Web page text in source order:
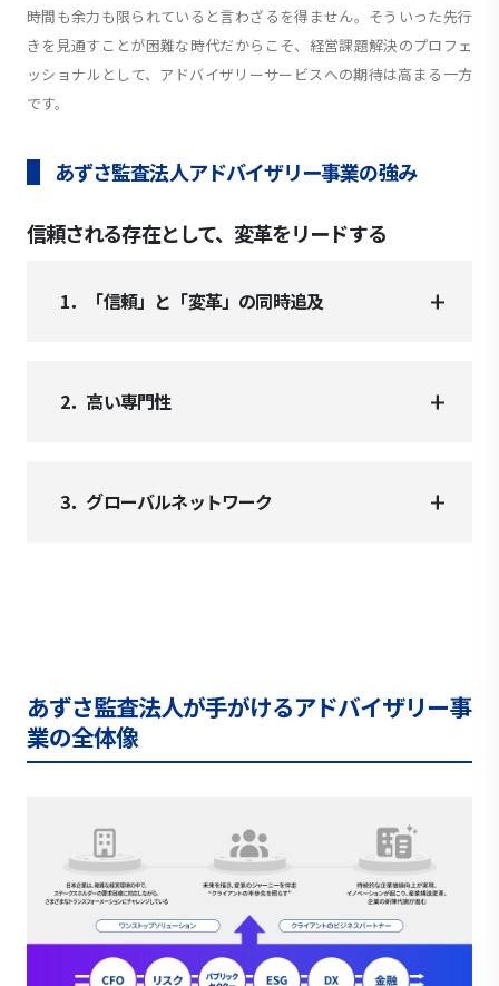
時間も余力も限られていると言わざるを得ません。そういった先行
きを見通すことが困難な時代だからこそ、経営課題解決のプロフェ
ッショナルとして、アドバイザリーサービスへの期待は高まる一方
です。
あずさ監査法人アドバイザリー事業の強み
信頼される存在として、変革をリードする
1．「信頼」と「変革」の同時追及
2．高い専門性
3．グローバルネットワーク
あずさ監査法人が手がけるアドバイザリー事
業の全体像